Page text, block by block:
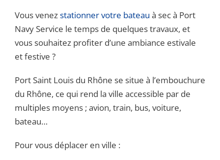
Vous venezstationner votre bateau à sec à Port
Navy Service le temps de quelques travaux, et
vous souhaitez profiter d’une ambiance estivale
et festive ?
Port Saint Louis du Rhône se situe à l’embouchure
du Rhône, ce qui rend la ville accessible par de
multiples moyens ; avion, train, bus, voiture,
bateau…
Pour vous déplacer en ville :